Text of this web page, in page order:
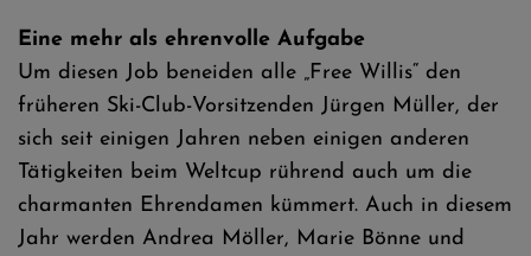
Eine mehr als ehrenvolle Aufgabe
Um diesen Job beneiden alle „Free Willis“ den
früheren Ski-Club-Vorsitzenden Jürgen Müller, der
sich seit einigen Jahren neben einigen anderen
Tätigkeiten beim Weltcup rührend auch um die
charmanten Ehrendamen kümmert. Auch in diesem
Jahr werden Andrea Möller, Marie Bönne und